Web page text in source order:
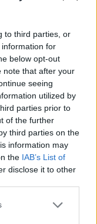
to third parties, or
for
below opt-out
note that after your
seeing
utilized by
parties prior to
of the further
third parties on the
information may
the IAB’s List of
disclose it to other